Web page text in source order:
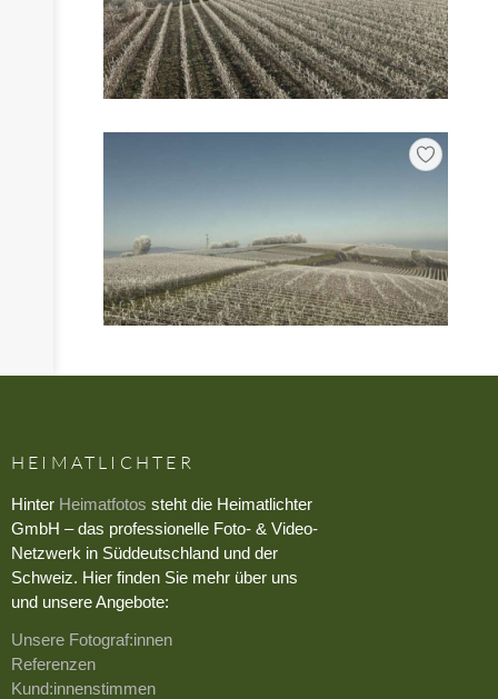
WIR DRUCKEN IHR BILD
AUSSTELLUNGEN
HEIMATLICHTER
Hinter Heimatfotos steht die Heimatlichter
GmbH – das professionelle Foto- & Video-
Netzwerk in Süddeutschland und der
Schweiz. Hier finden Sie mehr über uns
und unsere Angebote:
Unsere Fotograf:innen
Referenzen
Kund:innenstimmen